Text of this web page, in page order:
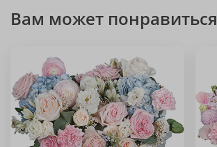
Вам может понравиться